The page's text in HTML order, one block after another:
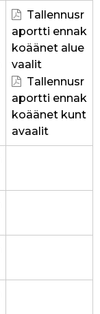
Tallennusr
aportti ennak
koäänet alue
vaalit
Tallennusr
aportti ennak
koäänet kunt
avaalit